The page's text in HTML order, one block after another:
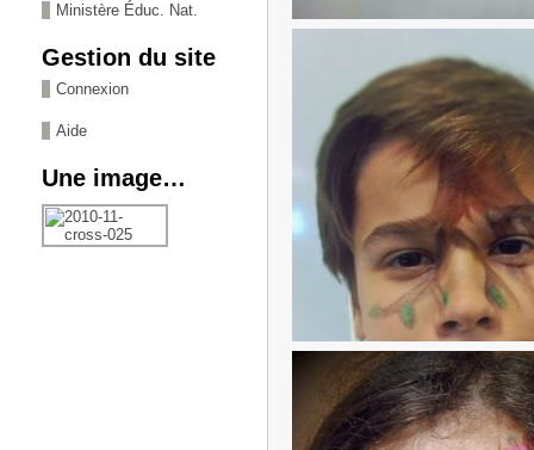
Ministère Éduc. Nat.
Gestion du site
Connexion
Aide
Une image…